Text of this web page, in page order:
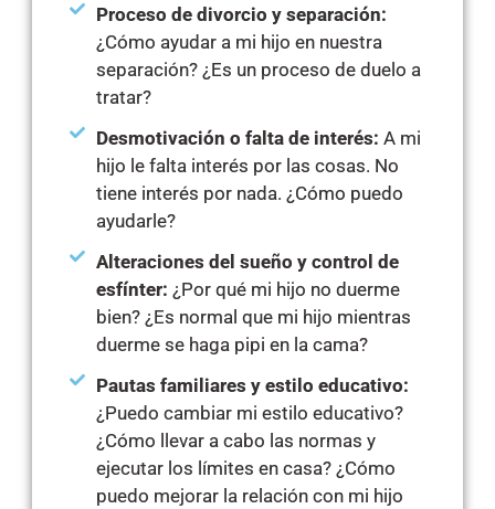
Proceso de divorcio y separación:
¿Cómo ayudar a mi hijo en nuestra
separación? ¿Es un proceso de duelo a
tratar?
Desmotivación o falta de interés: A mi
hijo le falta interés por las cosas. No
tiene interés por nada. ¿Cómo puedo
ayudarle?
Alteraciones del sueño y control de
esfínter: ¿Por qué mi hijo no duerme
bien? ¿Es normal que mi hijo mientras
duerme se haga pipi en la cama?
Pautas familiares y estilo educativo:
¿Puedo cambiar mi estilo educativo?
¿Cómo llevar a cabo las normas y
ejecutar los límites en casa? ¿Cómo
puedo mejorar la relación con mi hijo